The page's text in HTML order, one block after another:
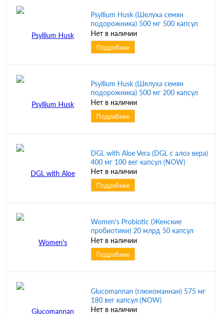
Psyllium Husk (Шелуха семян
подорожника) 500 мг 500 капсул
(NOW)
Нет в наличии
Подробнее
Psyllium Husk (Шелуха семян
подорожника) 500 мг 200 капсул
(NOW)
Нет в наличии
Подробнее
DGL with Aloe Vera (DGL с алоэ вера)
400 мг 100 вег капсул (NOW)
Нет в наличии
Подробнее
Women's Probiotic (Женские
пробиотики) 20 млрд 50 капсул
(NOW)
Нет в наличии
Подробнее
Glucomannan (глюкоманнан) 575 мг
180 вег капсул (NOW)
Нет в наличии